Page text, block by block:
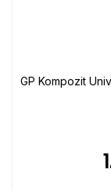
GP Kompozit